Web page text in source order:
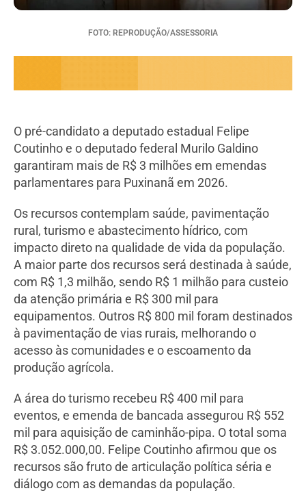
FOTO: REPRODUÇÃO/ASSESSORIA
O pré-candidato a deputado estadual Felipe
Coutinho e o deputado federal Murilo Galdino
garantiram mais de R$ 3 milhões em emendas
parlamentares para Puxinanã em 2026.
Os recursos contemplam saúde, pavimentação
rural, turismo e abastecimento hídrico, com
impacto direto na qualidade de vida da população.
A maior parte dos recursos será destinada à saúde,
com R$ 1,3 milhão, sendo R$ 1 milhão para custeio
da atenção primária e R$ 300 mil para
equipamentos. Outros R$ 800 mil foram destinados
à pavimentação de vias rurais, melhorando o
acesso às comunidades e o escoamento da
produção agrícola.
A área do turismo recebeu R$ 400 mil para
eventos, e emenda de bancada assegurou R$ 552
mil para aquisição de caminhão-pipa. O total soma
R$ 3.052.000,00. Felipe Coutinho afirmou que os
recursos são fruto de articulação política séria e
diálogo com as demandas da população.